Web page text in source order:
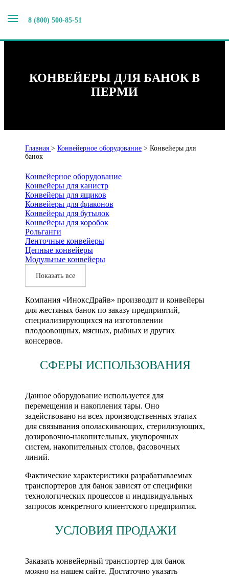
8 (800) 500-85-51
КОНВЕЙЕРЫ ДЛЯ БАНОК В
ПЕРМИ
Главная > Конвейерное оборудование > Конвейеры для
банок
Конвейерное оборудование
Конвейеры для канистр
Конвейеры для ящиков
Конвейеры для флаконов
Конвейеры для бутылок
Конвейеры для коробок
Рольганги
Ленточные конвейеры
Цепные конвейеры
Модульные конвейеры
Показать все
Компания «ИноксДрайв» производит и конвейеры
для жестяных банок по заказу предприятий,
специализирующихся на изготовлении
плодоовощных, мясных, рыбных и других
консервов.
СФЕРЫ ИСПОЛЬЗОВАНИЯ
Данное оборудование используется для
перемещения и накопления тары. Оно
задействовано на всех производственных этапах
для связывания ополаскивающих, стерилизующих,
дозировочно-накопительных, укупорочных
систем, накопительных столов, фасовочных
линий.
Фактические характеристики разрабатываемых
транспортеров для банок зависят от специфики
технологических процессов и индивидуальных
запросов конкретного клиентского предприятия.
УСЛОВИЯ ПРОДАЖИ
Заказать конвейерный транспортер для банок
можно на нашем сайте. Достаточно указать